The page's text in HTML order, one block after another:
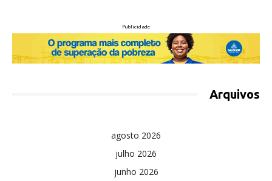
Publicidade
Arquivos
agosto 2026
julho 2026
junho 2026